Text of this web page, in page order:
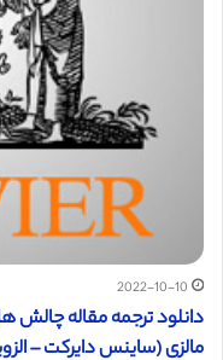
2022-10-10
دانلود ترجمه مقاله
مالزی (ساینس دایرکت – الزویر 2016) (ترجمه ویژه –